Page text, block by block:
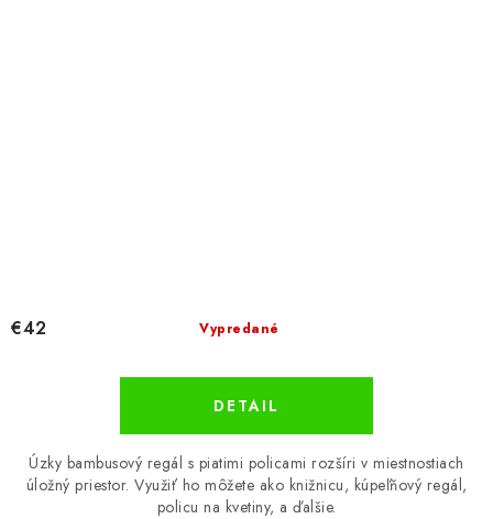
Vypredané
€42
DETAIL
Úzky bambusový regál s piatimi policami rozšíri v miestnostiach
úložný priestor. Využiť ho môžete ako knižnicu, kúpeľňový regál,
policu na kvetiny, a ďalšie.